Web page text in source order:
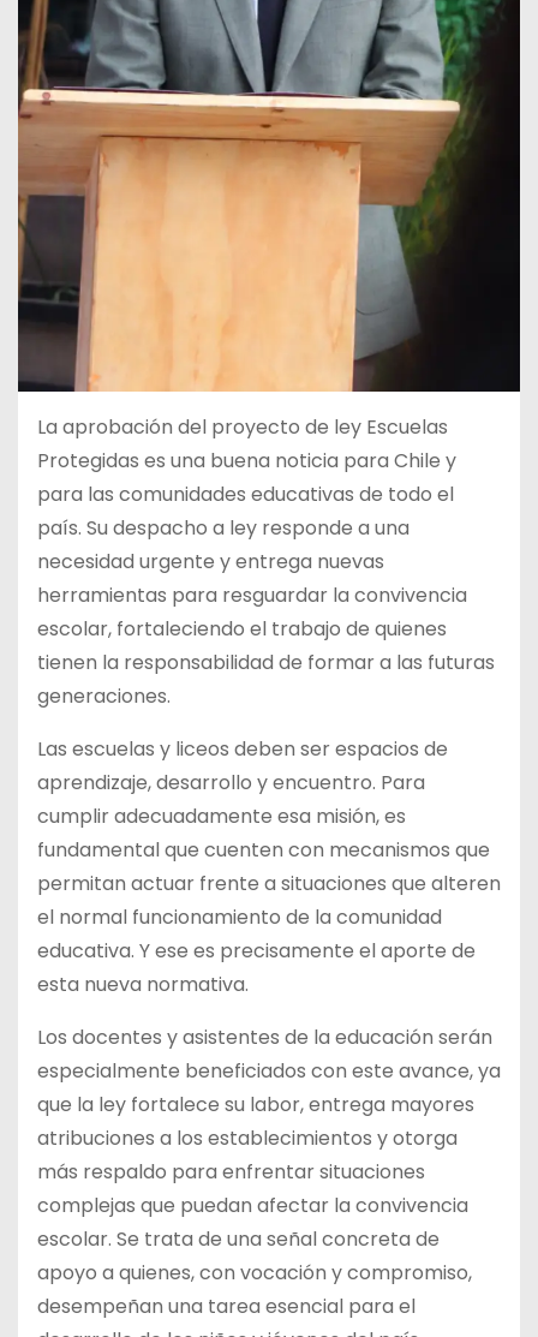
La aprobación del proyecto de ley Escuelas
Protegidas es una buena noticia para Chile y
para las comunidades educativas de todo el
país. Su despacho a ley responde a una
necesidad urgente y entrega nuevas
herramientas para resguardar la convivencia
escolar, fortaleciendo el trabajo de quienes
tienen la responsabilidad de formar a las futuras
generaciones.
Las escuelas y liceos deben ser espacios de
aprendizaje, desarrollo y encuentro. Para
cumplir adecuadamente esa misión, es
fundamental que cuenten con mecanismos que
permitan actuar frente a situaciones que alteren
el normal funcionamiento de la comunidad
educativa. Y ese es precisamente el aporte de
esta nueva normativa.
Los docentes y asistentes de la educación serán
especialmente beneficiados con este avance, ya
que la ley fortalece su labor, entrega mayores
atribuciones a los establecimientos y otorga
más respaldo para enfrentar situaciones
complejas que puedan afectar la convivencia
escolar. Se trata de una señal concreta de
apoyo a quienes, con vocación y compromiso,
desempeñan una tarea esencial para el